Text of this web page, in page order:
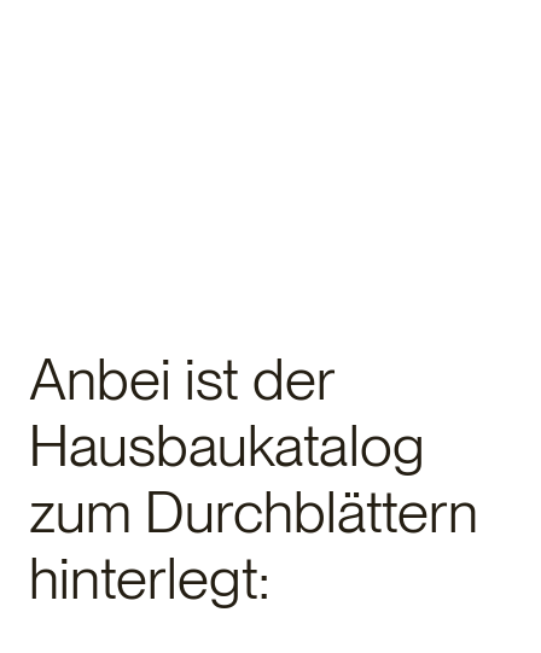
Anbei ist der
Hausbaukatalog
zum Durchblättern
hinterlegt: